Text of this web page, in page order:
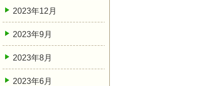
2023年12月
2023年9月
2023年8月
2023年6月